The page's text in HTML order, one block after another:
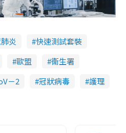
炎
快速測試套裝
歐盟
衞生署
－2 冠狀病毒 護理